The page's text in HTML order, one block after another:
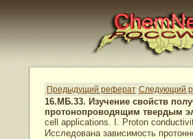
Предыдущий реферат Следующий
16.МБ.33. Изучение свойств
протонопроводящим твердым
cell applications. I. Proton
Исследована зависимость